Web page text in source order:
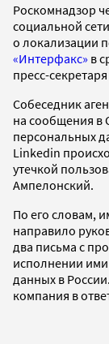
Роскомнадзор
социальной
о локализации
«Интерфакс» в
пресс-
Собеседник
на сообщения в
персональных
Linkedin
утечкой
Ампелонский.
По его словам,
направило
два письма с
исполнении
данных в
компания в